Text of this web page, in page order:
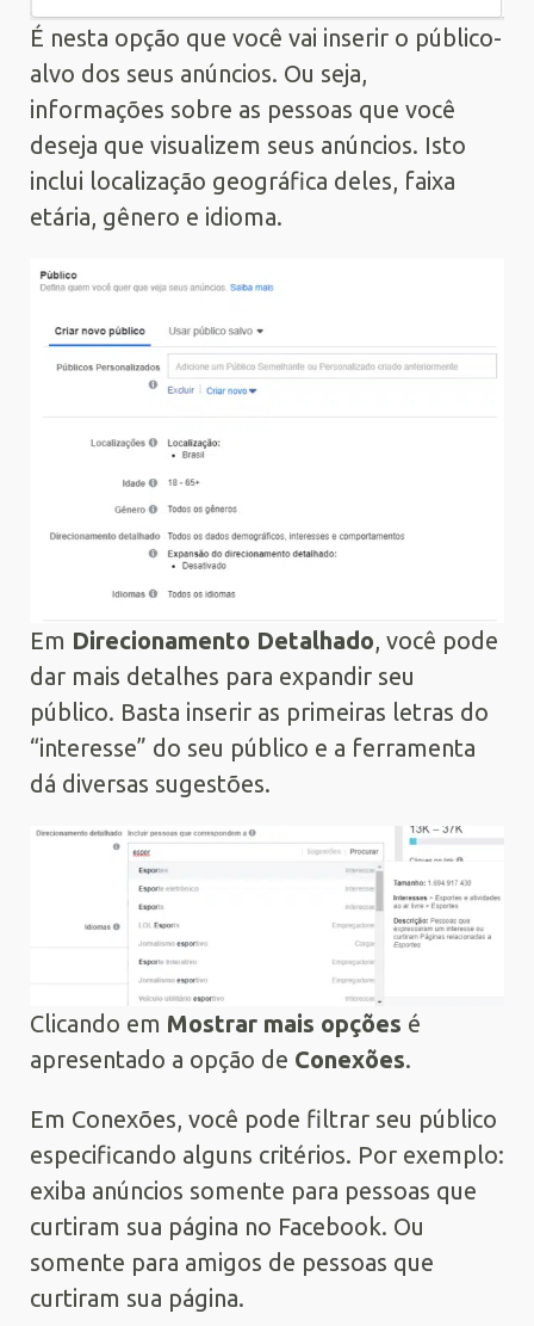
É nesta opção que você vai inserir o público-
alvo dos seus anúncios. Ou seja,
informações sobre as pessoas que você
deseja que visualizem seus anúncios. Isto
inclui localização geográfica deles, faixa
etária, gênero e idioma.
Em Direcionamento Detalhado, você pode
dar mais detalhes para expandir seu
público. Basta inserir as primeiras letras do
“interesse” do seu público e a ferramenta
dá diversas sugestões.
Clicando em Mostrar mais opções é
apresentado a opção de Conexões.
Em Conexões, você pode filtrar seu público
especificando alguns critérios. Por exemplo:
exiba anúncios somente para pessoas que
curtiram sua página no Facebook. Ou
somente para amigos de pessoas que
curtiram sua página.